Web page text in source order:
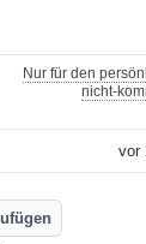
Nur für den
nicht-
vor